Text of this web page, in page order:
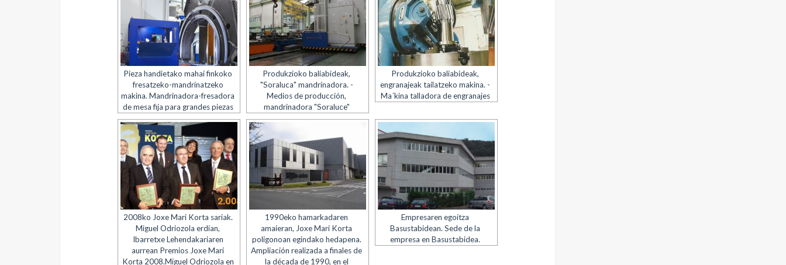
Pieza handietako mahai finkoko
fresatzeko-mandrinatzeko
makina. Mandrinadora-fresadora
de mesa fija para grandes piezas
Produkzioko baliabideak,
"Soraluca" mandrinadora. -
Medios de producción,
mandrinadora "Soraluce"
Produkzioko baliabideak,
engranajeak tailatzeko makina. -
Ma´kina talladora de engranajes
2008ko Joxe Mari Korta sariak.
Miguel Odriozola erdian,
Ibarretxe Lehendakariaren
aurrean Premios Joxe Mari
Korta 2008.Miguel Odriozola en
1990eko hamarkadaren
amaieran, Joxe Mari Korta
poligonoan egindako hedapena.
Ampliación realizada a finales de
la década de 1990, en el
Empresaren egoitza
Basustabidean. Sede de la
empresa en Basustabidea.